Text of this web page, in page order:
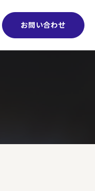
お問い合わせ
ーシング